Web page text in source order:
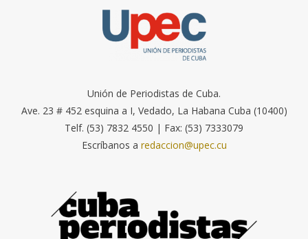
Unión de Periodistas de Cuba.
Ave. 23 # 452 esquina a I, Vedado, La Habana Cuba (10400)
Telf. (53) 7832 4550 | Fax: (53) 7333079
Escríbanos a redaccion@upec.cu